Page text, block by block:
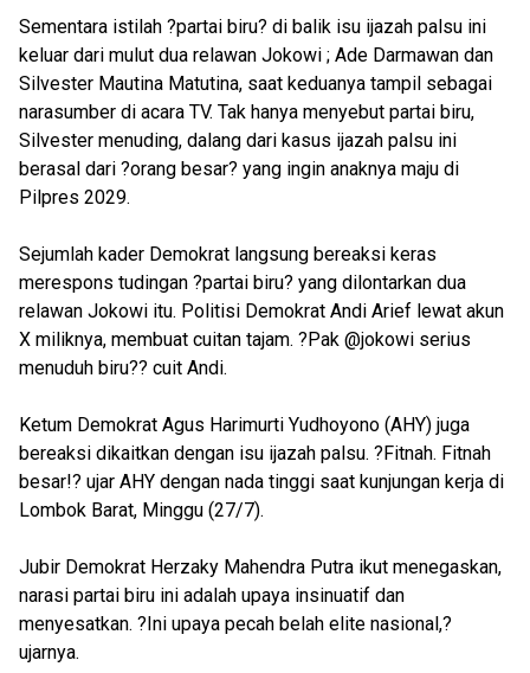
Sementara istilah ?partai biru? di balik isu ijazah palsu ini
keluar dari mulut dua relawan Jokowi ; Ade Darmawan dan
Silvester Mautina Matutina, saat keduanya tampil sebagai
narasumber di acara TV. Tak hanya menyebut partai biru,
Silvester menuding, dalang dari kasus ijazah palsu ini
berasal dari ?orang besar? yang ingin anaknya maju di
Pilpres 2029.
Sejumlah kader Demokrat langsung bereaksi keras
merespons tudingan ?partai biru? yang dilontarkan dua
relawan Jokowi itu. Politisi Demokrat Andi Arief lewat akun
X miliknya, membuat cuitan tajam. ?Pak @jokowi serius
menuduh biru?? cuit Andi.
Ketum Demokrat Agus Harimurti Yudhoyono (AHY) juga
bereaksi dikaitkan dengan isu ijazah palsu. ?Fitnah. Fitnah
besar!? ujar AHY dengan nada tinggi saat kunjungan kerja di
Lombok Barat, Minggu (27/7).
Jubir Demokrat Herzaky Mahendra Putra ikut menegaskan,
narasi partai biru ini adalah upaya insinuatif dan
menyesatkan. ?Ini upaya pecah belah elite nasional,?
ujarnya.